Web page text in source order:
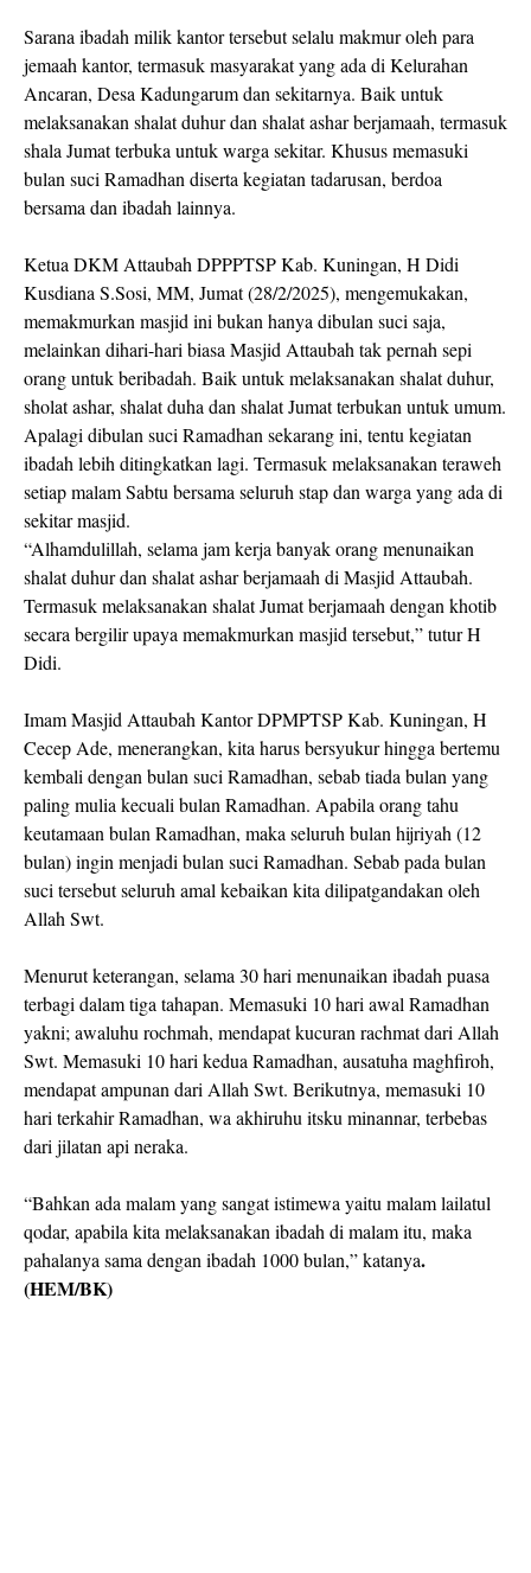
Sarana ibadah milik kantor tersebut selalu makmur oleh para
jemaah kantor, termasuk masyarakat yang ada di Kelurahan
Ancaran, Desa Kadungarum dan sekitarnya. Baik untuk
melaksanakan shalat duhur dan shalat ashar berjamaah, termasuk
shala Jumat terbuka untuk warga sekitar. Khusus memasuki
bulan suci Ramadhan diserta kegiatan tadarusan, berdoa
bersama dan ibadah lainnya.
Ketua DKM Attaubah DPPPTSP Kab. Kuningan, H Didi
Kusdiana S.Sosi, MM, Jumat (28/2/2025), mengemukakan,
memakmurkan masjid ini bukan hanya dibulan suci saja,
melainkan dihari-hari biasa Masjid Attaubah tak pernah sepi
orang untuk beribadah. Baik untuk melaksanakan shalat duhur,
sholat ashar, shalat duha dan shalat Jumat terbukan untuk umum.
Apalagi dibulan suci Ramadhan sekarang ini, tentu kegiatan
ibadah lebih ditingkatkan lagi. Termasuk melaksanakan teraweh
setiap malam Sabtu bersama seluruh stap dan warga yang ada di
sekitar masjid.
“Alhamdulillah, selama jam kerja banyak orang menunaikan
shalat duhur dan shalat ashar berjamaah di Masjid Attaubah.
Termasuk melaksanakan shalat Jumat berjamaah dengan khotib
secara bergilir upaya memakmurkan masjid tersebut,” tutur H
Didi.
Imam Masjid Attaubah Kantor DPMPTSP Kab. Kuningan, H
Cecep Ade, menerangkan, kita harus bersyukur hingga bertemu
kembali dengan bulan suci Ramadhan, sebab tiada bulan yang
paling mulia kecuali bulan Ramadhan. Apabila orang tahu
keutamaan bulan Ramadhan, maka seluruh bulan hijriyah (12
bulan) ingin menjadi bulan suci Ramadhan. Sebab pada bulan
suci tersebut seluruh amal kebaikan kita dilipatgandakan oleh
Allah Swt.
Menurut keterangan, selama 30 hari menunaikan ibadah puasa
terbagi dalam tiga tahapan. Memasuki 10 hari awal Ramadhan
yakni; awaluhu rochmah, mendapat kucuran rachmat dari Allah
Swt. Memasuki 10 hari kedua Ramadhan, ausatuha maghfiroh,
mendapat ampunan dari Allah Swt. Berikutnya, memasuki 10
hari terkahir Ramadhan, wa akhiruhu itsku minannar, terbebas
dari jilatan api neraka.
“Bahkan ada malam yang sangat istimewa yaitu malam lailatul
qodar, apabila kita melaksanakan ibadah di malam itu, maka
pahalanya sama dengan ibadah 1000 bulan,” katanya.
(HEM/BK)